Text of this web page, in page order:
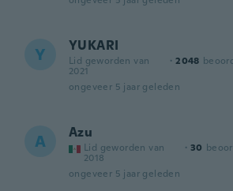
Y YUKARI
Lid geworden van
2021
· 2048
ongeveer 5 jaar geleden
A Azu
Lid geworden van
2018
· 30
ongeveer 5 jaar geleden